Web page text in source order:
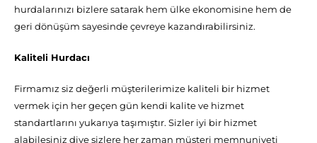
hurdalarınızı bizlere satarak hem ülke ekonomisine hem de
geri dönüşüm sayesinde çevreye kazandırabilirsiniz.
Kaliteli Hurdacı
Firmamız siz değerli müşterilerimize kaliteli bir hizmet
vermek için her geçen gün kendi kalite ve hizmet
standartlarını yukarıya taşımıştır. Sizler iyi bir hizmet
alabilesiniz diye sizlere her zaman müşteri memnuniyeti